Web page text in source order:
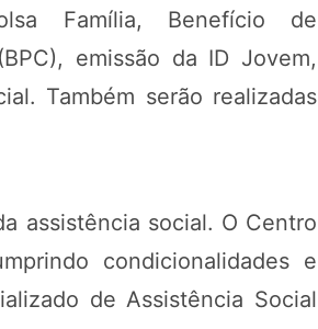
Família, Benefício de
emissão da ID Jovem,
Também serão realizadas
assistência social. O Centro
condicionalidades e
de Assistência Social